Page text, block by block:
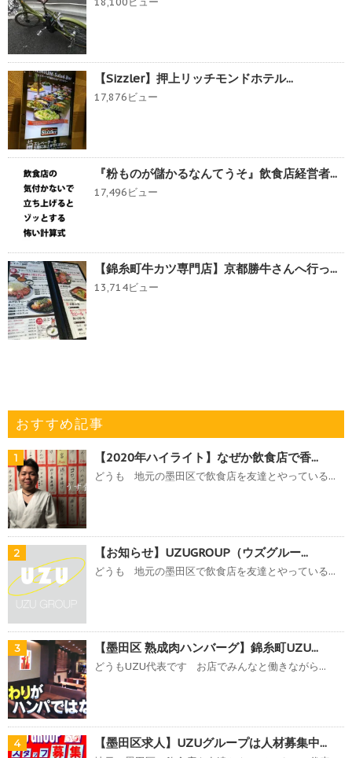
【Sizzler】押上リッチモンドホテル...
17,876ビュー
『粉ものが儲かるなんてうそ』飲食店経営者...
17,496ビュー
【錦糸町牛カツ専門店】京都勝牛さんへ行っ...
13,714ビュー
おすすめ記事
1 【2020年ハイライト】なぜか飲食店で香...
どうも 地元の墨田区で飲食店を友達とやっている...
2 【お知らせ】UZUGROUP（ウズグルー...
どうも 地元の墨田区で飲食店を友達とやっている...
3 【墨田区 熟成肉ハンバーグ】錦糸町UZU...
どうもUZU代表です お店でみんなと働きながら...
4 【墨田区求人】UZUグループは人材募集中...